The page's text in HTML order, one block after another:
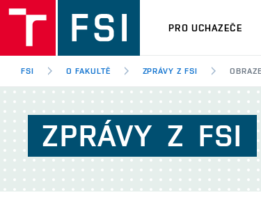
PRO UCHAZEČE
FSI O FAKULTĚ ZPRÁVY Z FSI
ZPRÁVY Z FSI